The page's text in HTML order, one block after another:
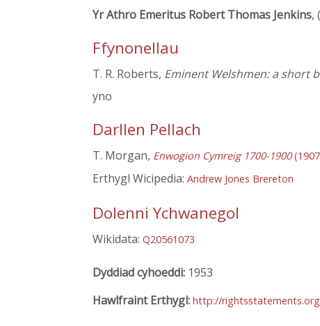
Yr Athro Emeritus Robert Thomas Jenkins,
Ffynonellau
T. R. Roberts, Eminent Welshmen: a short
yno
Darllen Pellach
T. Morgan, Enwogion Cymreig 1700-1900
Erthygl Wicipedia: Andrew Jones Brereton
Dolenni Ychwanegol
Wikidata: Q20561073
Dyddiad cyhoeddi: 1953
Hawlfraint Erthygl: http://